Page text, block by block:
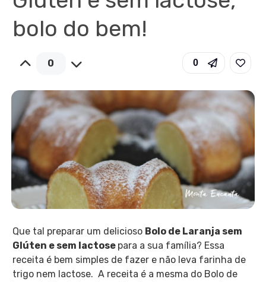
bolo do bem!
0 0
Que tal preparar um delicioso Bolo de Laranja sem
Glúten e sem lactose para a sua família? Essa
receita é bem simples de fazer e não leva farinha de
trigo nem lactose. A receita é a mesma do Bolo de